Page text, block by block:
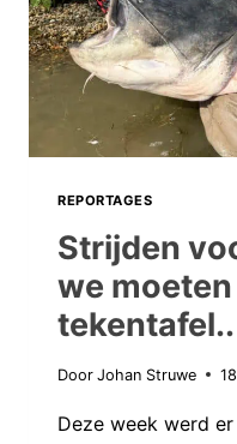
KANSEN!
REPORTAGES
Strijden
we
tekentafel..
Door Johan Struwe
Deze week werd